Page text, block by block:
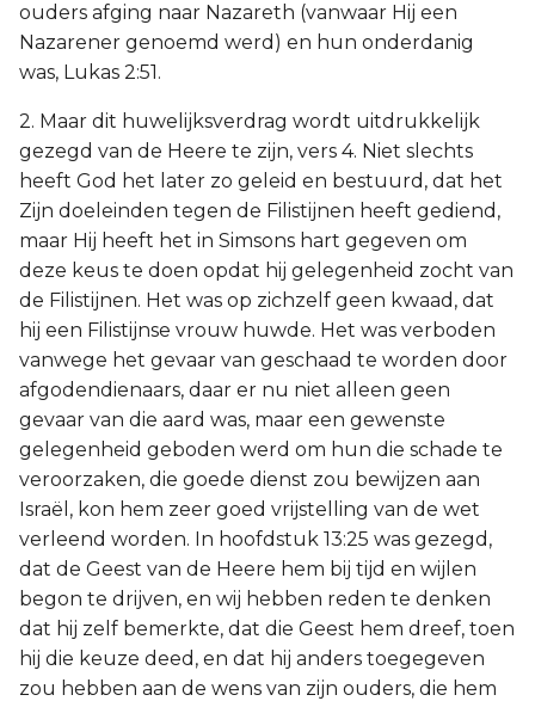
ouders afging naar Nazareth (vanwaar Hij een
Nazarener genoemd werd) en hun onderdanig
was, Lukas 2:51.
2. Maar dit huwelijksverdrag wordt uitdrukkelijk
gezegd van de Heere te zijn, vers 4. Niet slechts
heeft God het later zo geleid en bestuurd, dat het
Zijn doeleinden tegen de Filistijnen heeft gediend,
maar Hij heeft het in Simsons hart gegeven om
deze keus te doen opdat hij gelegenheid zocht van
de Filistijnen. Het was op zichzelf geen kwaad, dat
hij een Filistijnse vrouw huwde. Het was verboden
vanwege het gevaar van geschaad te worden door
afgodendienaars, daar er nu niet alleen geen
gevaar van die aard was, maar een gewenste
gelegenheid geboden werd om hun die schade te
veroorzaken, die goede dienst zou bewijzen aan
Israël, kon hem zeer goed vrijstelling van de wet
verleend worden. In hoofdstuk 13:25 was gezegd,
dat de Geest van de Heere hem bij tijd en wijlen
begon te drijven, en wij hebben reden te denken
dat hij zelf bemerkte, dat die Geest hem dreef, toen
hij die keuze deed, en dat hij anders toegegeven
zou hebben aan de wens van zijn ouders, die hem